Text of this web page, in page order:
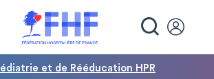
et de Rééducation HPR
des cookies